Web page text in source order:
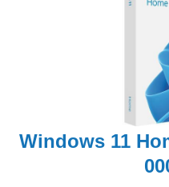
Windows 11